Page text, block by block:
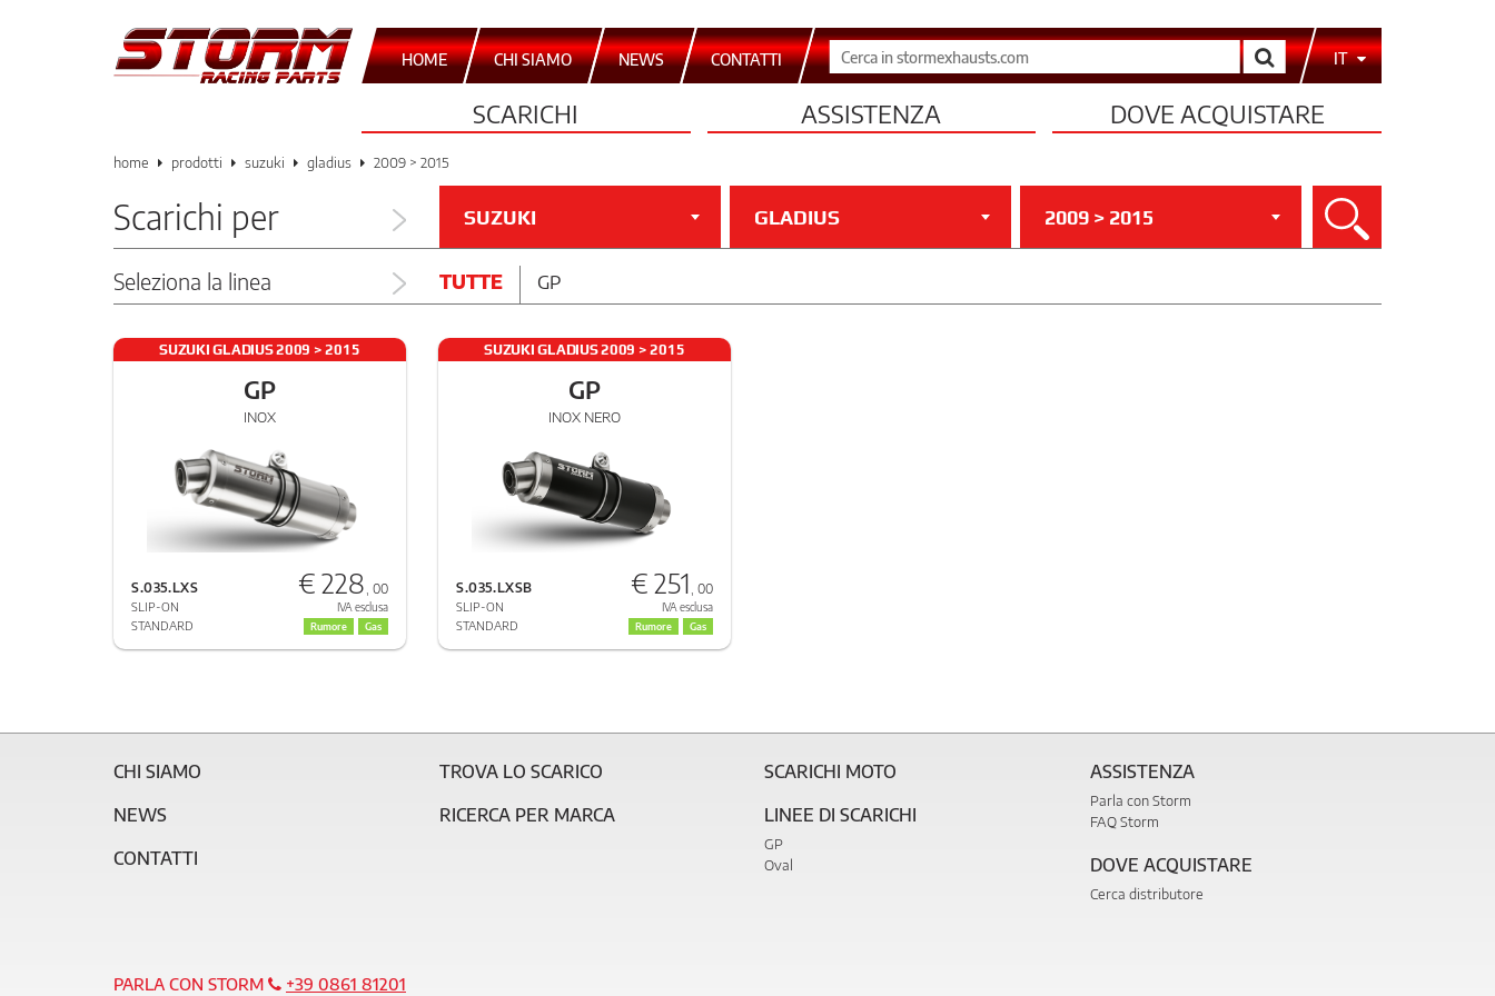
HOME CHI SIAMO NEWS CONTATTI Cerca IT
SCARICHI ASSISTENZA DOVE ACQUISTARE
home prodotti suzuki gladius 2009 > 2015
Scarichi per SUZUKI GLADIUS 2009 > 2015 Cerca
Seleziona la linea TUTTE GP
SUZUKI GLADIUS 2009 > 2015
GP
INOX NERO
S.035.LXSB
SLIP-ON
STANDARD
€ 251 , 00
IVA esclusa
Rumore Gas
SUZUKI GLADIUS 2009 > 2015
GP
INOX
S.035.LXS
SLIP-ON
STANDARD
€ 228 , 00
IVA esclusa
Rumore Gas
CHI SIAMO
NEWS
CONTATTI
TROVA LO SCARICO
RICERCA PER MARCA
SCARICHI MOTO
LINEE DI SCARICHI
GP
Oval
ASSISTENZA
Parla con Storm
FAQ Storm
DOVE ACQUISTARE
Cerca distributore
PARLA CON STORM +39 0861 81201